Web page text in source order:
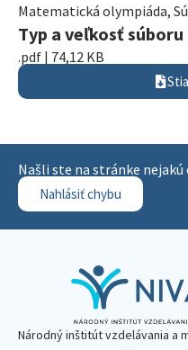
Matematická olympiáda,
Typ a veľkosť súboru
.pdf | 74,12 KB
Našli ste na stránke nejakú
Nahlásiť chybu
Národný inštitút vzdelávania a